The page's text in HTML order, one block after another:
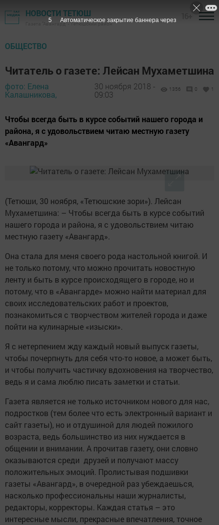
НОВОСТИ ТЕТЮШ
Газета "Авангард" - Тетюшский район
ОБЩЕСТВО
Читатель о газете: Лейсан Мухаметшина
фото: Елена
Калашникова,
30 ноября 2018 -
09:03
1356 0 1
Чтобы всегда быть в курсе событий нашего города и
рай­она, я с удовольствием читаю местную газету
­«Авангард»
(Тетюши, 30 ноября, «Тетюшские зори»). Лейсан
Мухаметшина: – Чтобы всегда быть в курсе событий
нашего города и рай­она, я с удовольствием читаю
местную газету ­«Авангард».
Она стала для меня своего рода настольной книгой. И
не только потому, что можно прочитать новостную
ленту и быть в курсе происходящего в городе, но и
потому, что в «Авангарде» можно найти материал для
своих исследовательских работ и проектов,
познакомиться с творчеством жителей города и даже
пойти на кулинарные «изыски».
Я с нетерпением жду каждый новый выпуск газеты,
чтобы почерпнуть для себя что-то новое, а может быть,
и чтобы получить частичку вдохновения на творчество,
ведь я и сама люблю писать заметки и статьи.
Газета является не только источником нового для нас,
подростков (тем более что есть элект­ронный вариант и
сайт газеты), но и отдушиной для людей пожилого
возраста, ведь большинство из них нуждается в
общении и внимании. А прочитав газету, они словно
оказываются среди друзей и получают массу
положительных эмоций. Пролистывая подшивки
газеты «Авангард», в очередной раз убеждаешься,
насколько профессиональны наши журналисты,
редакторы, корректоры. Каждая статья – это
интересные мысли, прекрасные впечатления, точное
4 Автоматическое закрытие баннера через